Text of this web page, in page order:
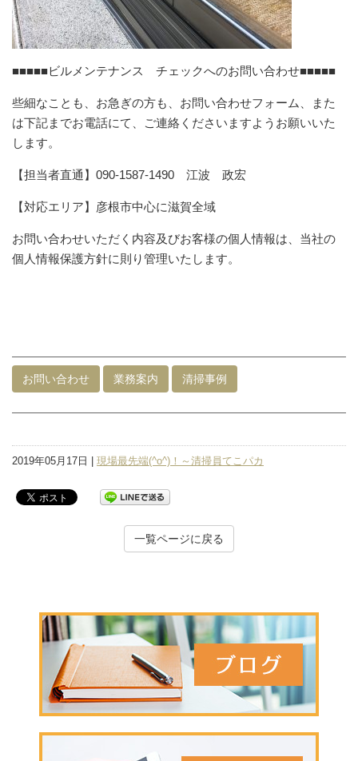
■■■■■ビルメンテナンス チェックへのお問い合わせ■■■■■
些細なことも、お急ぎの方も、お問い合わせフォーム、また
は下記までお電話にて、ご連絡くださいますようお願いいた
します。
【担当者直通】090-1587-1490 江波 政宏
【対応エリア】彦根市中心に滋賀全域
お問い合わせいただく内容及びお客様の個人情報は、当社の
個人情報保護方針に則り管理いたします。
お問い合わせ 業務案内 清掃事例
2019年05月17日 | 現場最先端(^o^)！～清掃員てこパカ
一覧ページに戻る